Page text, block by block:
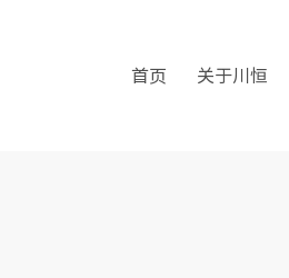
首页 关于川恒